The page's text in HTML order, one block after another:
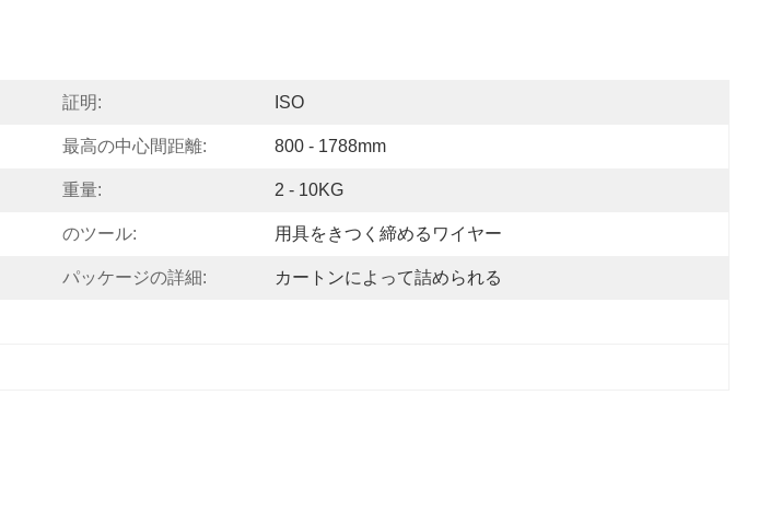
証明: ISO
最高の中心間距離: 800 - 1788mm
重量: 2 - 10KG
のツール: 用具をきつく締めるワイヤー
パッケージの詳細: カートンによって詰められる